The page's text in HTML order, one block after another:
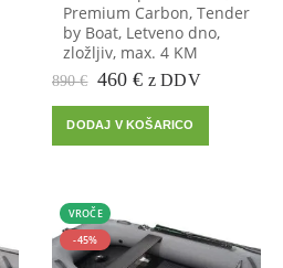
Premium Carbon, Tender
by Boat, Letveno dno,
zložljiv, max. 4 KM
890€ Prvotna
je
460€Trenutna
je:
z DDV
DODAJ V KOŠARICO
VROČE
-45%